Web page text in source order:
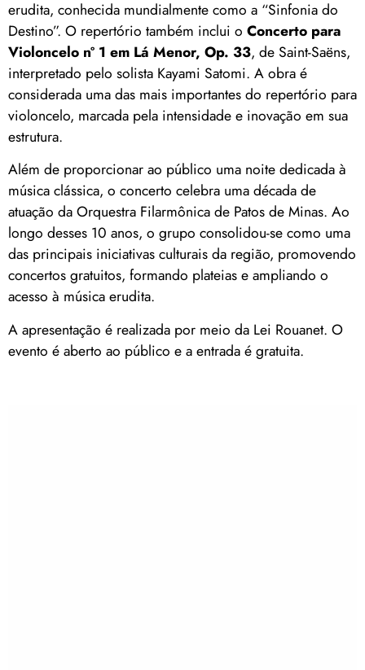
erudita, conhecida mundialmente como a “Sinfonia do
Destino”. O repertório também inclui o Concerto para
Violoncelo nº 1 em Lá Menor, Op. 33, de Saint-Saëns,
interpretado pelo solista Kayami Satomi. A obra é
considerada uma das mais importantes do repertório para
violoncelo, marcada pela intensidade e inovação em sua
estrutura.
Além de proporcionar ao público uma noite dedicada à
música clássica, o concerto celebra uma década de
atuação da Orquestra Filarmônica de Patos de Minas. Ao
longo desses 10 anos, o grupo consolidou-se como uma
das principais iniciativas culturais da região, promovendo
concertos gratuitos, formando plateias e ampliando o
acesso à música erudita.
A apresentação é realizada por meio da Lei Rouanet. O
evento é aberto ao público e a entrada é gratuita.